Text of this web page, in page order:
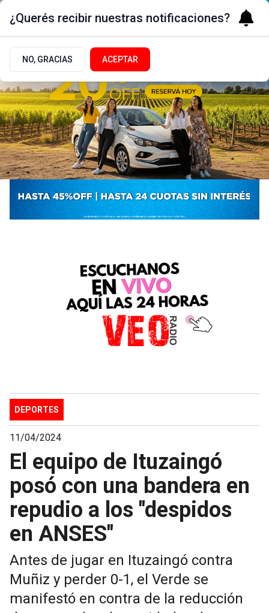
DEPORTES
11/04/2024
El equipo de Ituzaingó
posó con una bandera en
repudio a los "despidos
en ANSES"
Antes de jugar en Ituzaingó contra
Muñiz y perder 0-1, el Verde se
manifestó en contra de la reducción
¿Querés recibir nuestras notificaciones?
NO, GRACIAS ACEPTAR